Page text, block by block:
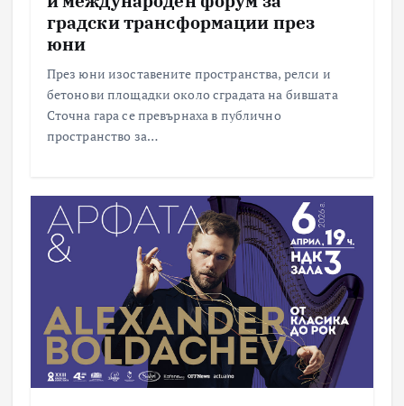
градски трансформации през
юни
През юни изоставените пространства, релси и
бетонови площадки около сградата на бившата
Сточна гара се превърнаха в публично
пространство за…